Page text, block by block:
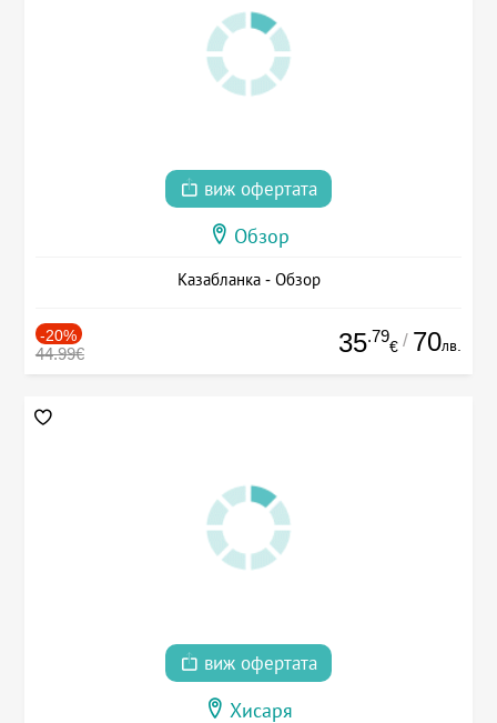
виж офертата
Обзор
Казабланка - Обзор
-20%
44.99€ 35.79
€ / 70лв.
виж офертата
Хисаря